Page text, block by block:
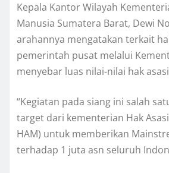
Kepala Kantor Wilayah
Manusia Sumatera Barat, Dewi
arahannya mengatakan terkait
pemerintah pusat melalui
menyebar luas nilai-nilai hak
“Kegiatan pada siang ini salah
target dari kementerian Hak
HAM) untuk memberikan
terhadap 1 juta asn seluruh